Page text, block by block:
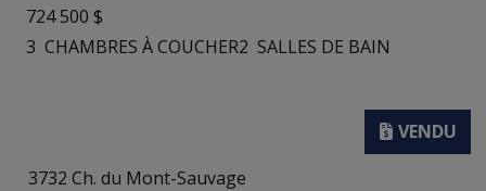
724 500 $
3 CHAMBRES À COUCHER2 SALLES DE BAIN
3732 Ch. du Mont-Sauvage